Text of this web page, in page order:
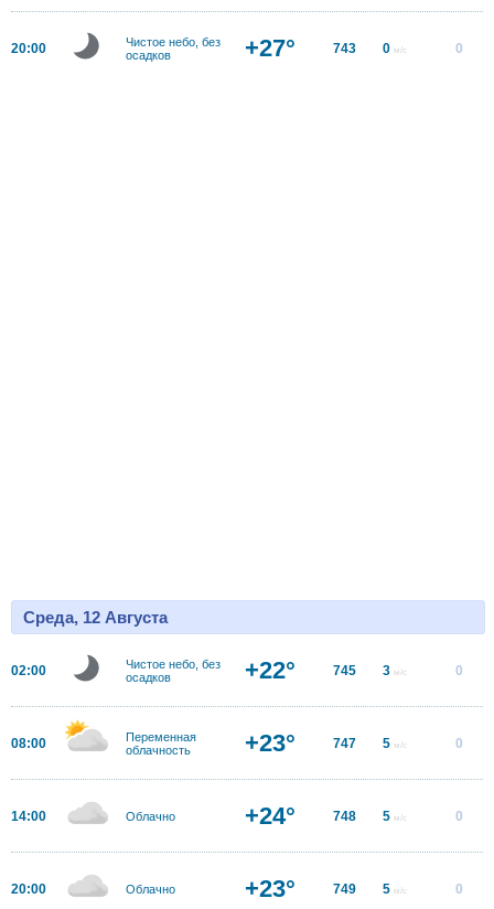
20:00
Чистое небо, без
осадков
+27° 743 0 м/с 0
Среда, 12 Августа
02:00
Чистое небо, без
осадков
+22° 745 3 м/с 0
08:00
Переменная
облачность
+23° 747 5 м/с 0
14:00 Облачно +24° 748 5 м/с 0
20:00 Облачно +23° 749 5 м/с 0